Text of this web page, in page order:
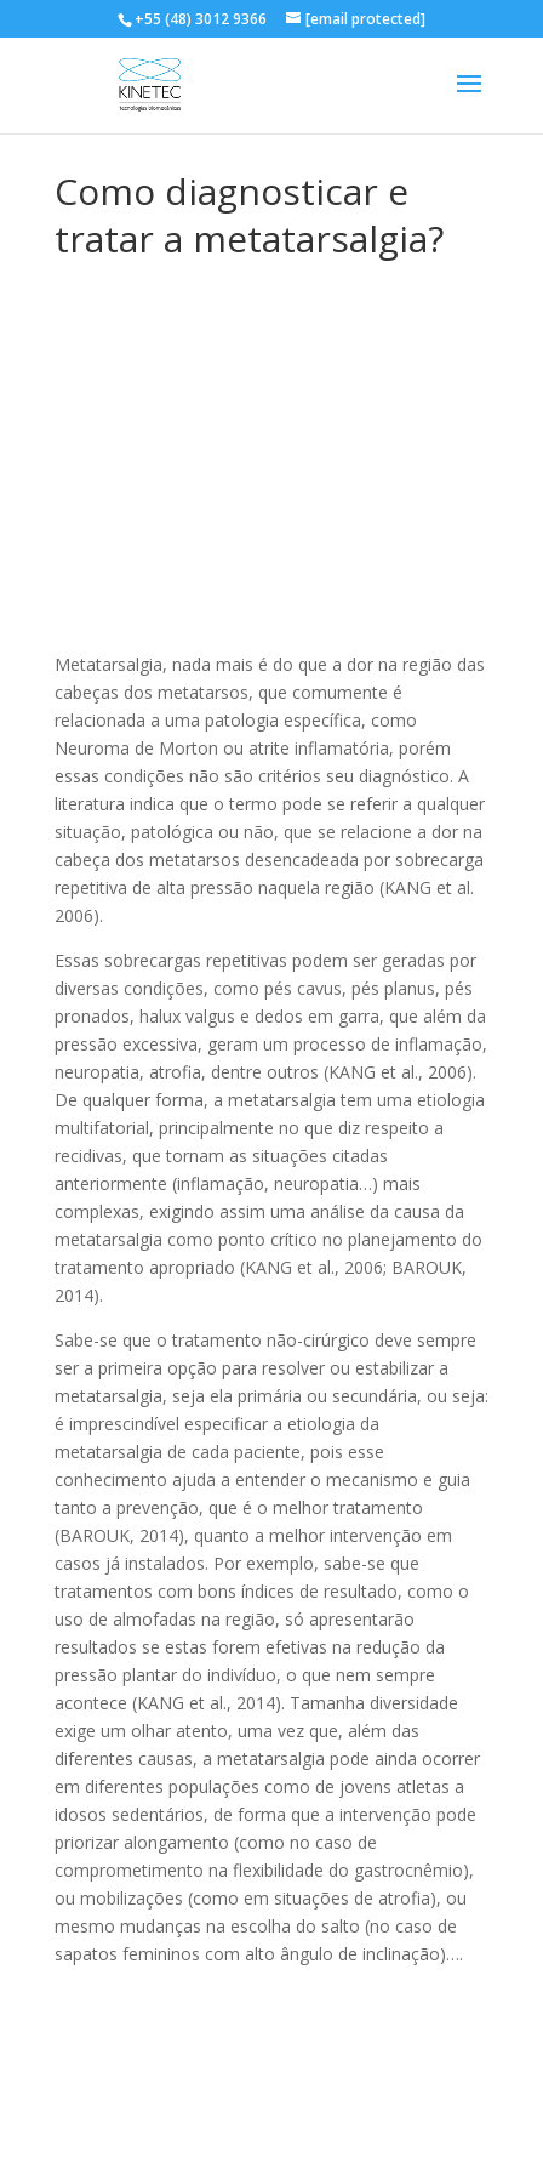
+55 (48) 3012 9366 [email protected]
Como diagnosticar e
tratar a metatarsalgia?
Metatarsalgia, nada mais é do que a dor na região das
cabeças dos metatarsos, que comumente é
relacionada a uma patologia específica, como
Neuroma de Morton ou atrite inflamatória, porém
essas condições não são critérios seu diagnóstico. A
literatura indica que o termo pode se referir a qualquer
situação, patológica ou não, que se relacione a dor na
cabeça dos metatarsos desencadeada por sobrecarga
repetitiva de alta pressão naquela região (KANG et al.
2006).
Essas sobrecargas repetitivas podem ser geradas por
diversas condições, como pés cavus, pés planus, pés
pronados, halux valgus e dedos em garra, que além da
pressão excessiva, geram um processo de inflamação,
neuropatia, atrofia, dentre outros (KANG et al., 2006).
De qualquer forma, a metatarsalgia tem uma etiologia
multifatorial, principalmente no que diz respeito a
recidivas, que tornam as situações citadas
anteriormente (inflamação, neuropatia…) mais
complexas, exigindo assim uma análise da causa da
metatarsalgia como ponto crítico no planejamento do
tratamento apropriado (KANG et al., 2006; BAROUK,
2014).
Sabe-se que o tratamento não-cirúrgico deve sempre
ser a primeira opção para resolver ou estabilizar a
metatarsalgia, seja ela primária ou secundária, ou seja:
é imprescindível especificar a etiologia da
metatarsalgia de cada paciente, pois esse
conhecimento ajuda a entender o mecanismo e guia
tanto a prevenção, que é o melhor tratamento
(BAROUK, 2014), quanto a melhor intervenção em
casos já instalados. Por exemplo, sabe-se que
tratamentos com bons índices de resultado, como o
uso de almofadas na região, só apresentarão
resultados se estas forem efetivas na redução da
pressão plantar do indivíduo, o que nem sempre
acontece (KANG et al., 2014). Tamanha diversidade
exige um olhar atento, uma vez que, além das
diferentes causas, a metatarsalgia pode ainda ocorrer
em diferentes populações como de jovens atletas a
idosos sedentários, de forma que a intervenção pode
priorizar alongamento (como no caso de
comprometimento na flexibilidade do gastrocnêmio),
ou mobilizações (como em situações de atrofia), ou
mesmo mudanças na escolha do salto (no caso de
sapatos femininos com alto ângulo de inclinação)….